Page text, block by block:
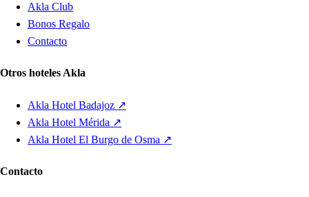
Akla Club
Bonos Regalo
Contacto
Otros hoteles Akla
Akla Hotel Badajoz ↗
Akla Hotel Mérida ↗
Akla Hotel El Burgo de Osma ↗
Contacto